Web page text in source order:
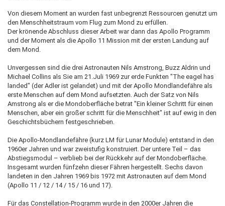
Von diesem Moment an wurden fast unbegrenzt Ressourcen genutzt um
den Menschheitstraum vom Flug zum Mond zu erfüllen.
Der krönende Abschluss dieser Arbeit war dann das Apollo Programm
und der Moment als die Apollo 11 Mission mit der ersten Landung auf
dem Mond.
Unvergessen sind die drei Astronauten Nils Amstrong, Buzz Aldrin und
Michael Collins als Sie am 21.Juli 1969 zur erde Funkten "The eagel has
landed" (der Adler ist gelandet) und mit der Apollo Mondlandefähre als
erste Menschen auf dem Mond aufsetzten. Auch der Satz von Nils
Amstrong als er die Mondoberfläche betrat "Ein kleiner Schritt für einen
Menschen, aber ein großer schritt für die Menschheit" ist auf ewig in den
Geschichtsbüchern festgeschrieben.
Die Apollo-Mondlandefähre (kurz LM für Lunar Module) entstand in den
1960er Jahren und war zweistufig konstruiert. Der untere Teil – das
Abstiegsmodul – verblieb bei der Rückkehr auf der Mondoberfläche.
Insgesamt wurden fünfzehn dieser Fähren hergestellt. Sechs davon
landeten in den Jahren 1969 bis 1972 mit Astronauten auf dem Mond
(Apollo 11 / 12 / 14 / 15 / 16 und 17).
Für das Constellation-Programm wurde in den 2000er Jahren die